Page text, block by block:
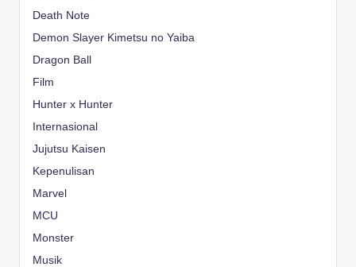
Death Note
Demon Slayer Kimetsu no Yaiba
Dragon Ball
Film
Hunter x Hunter
Internasional
Jujutsu Kaisen
Kepenulisan
Marvel
MCU
Monster
Musik